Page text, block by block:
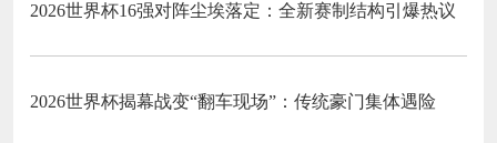
2026世界杯16强对阵尘埃落定：全新赛制结构引爆热议
2026世界杯揭幕战变“翻车现场”：传统豪门集体遇险